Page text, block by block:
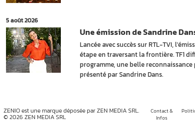
5 août 2026
Lancée avec succès sur RTL-TVI,
étape en traversant la frontière. TF1
programme, une belle
présenté par Sandrine Dans.
Une émission de Sandrine
ZENIO est une marque déposée par ZEN MEDIA SRL.
© 2026 ZEN MEDIA SRL
Contact &
Infos